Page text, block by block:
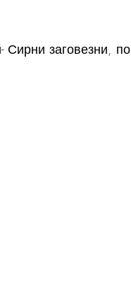
Сирни заговезни, по